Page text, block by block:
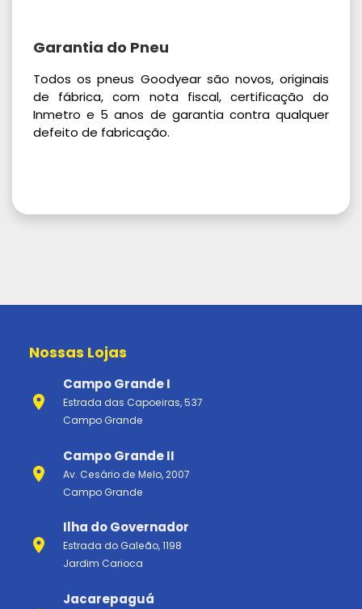
Garantia do Pneu
Todos os pneus Goodyear são novos, originais
de fábrica, com nota fiscal, certificação do
Inmetro e 5 anos de garantia contra qualquer
defeito de fabricação.
Nossas Lojas
Campo Grande I
Estrada das Capoeiras, 537
Campo Grande
Campo Grande II
Av. Cesário de Melo, 2007
Campo Grande
Ilha do Governador
Estrada do Galeão, 1198
Jardim Carioca
Jacarepaguá